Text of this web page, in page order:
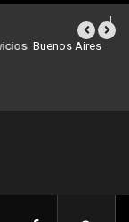
son 90 en toda la